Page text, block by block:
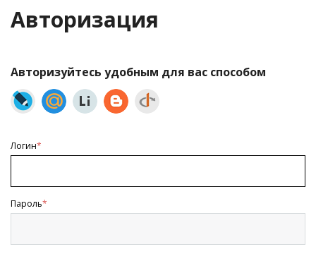
Авторизация
Авторизуйтесь удобным для вас способом
Логин*
Пароль*